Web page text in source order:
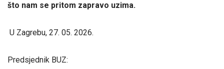
što nam se pritom zapravo uzima.
U Zagrebu, 27. 05. 2026.
Predsjednik BUZ: